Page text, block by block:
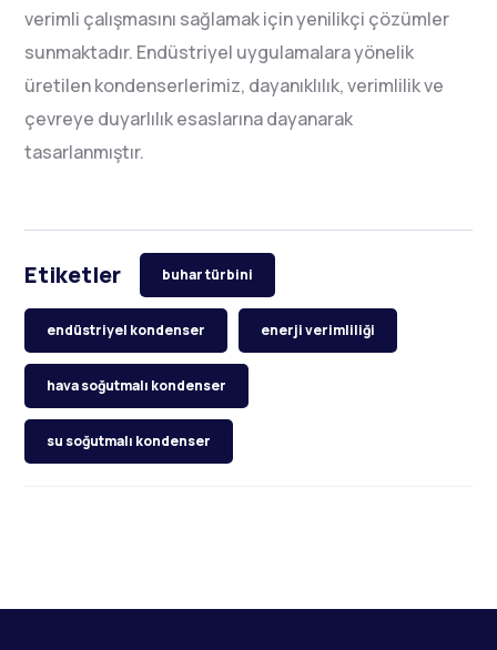
verimli çalışmasını sağlamak için yenilikçi çözümler
sunmaktadır. Endüstriyel uygulamalara yönelik
üretilen kondenserlerimiz, dayanıklılık, verimlilik ve
çevreye duyarlılık esaslarına dayanarak
tasarlanmıştır.
Etiketler buhar türbini
endüstriyel kondenser enerji verimliliği
hava soğutmalı kondenser
su soğutmalı kondenser